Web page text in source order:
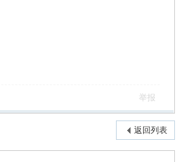
举报
返回列表